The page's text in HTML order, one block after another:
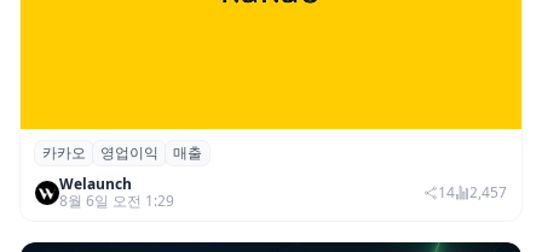
카카오, 2026년 2분기 매출 2조985억·영업
이익 2770억…역대 분기 최대
카카오 영업이익
매출
Welaunch
8월 6일 오전 1:29
14 2,457